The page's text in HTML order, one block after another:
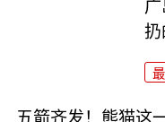
扔
五箭齐发！熊猫这